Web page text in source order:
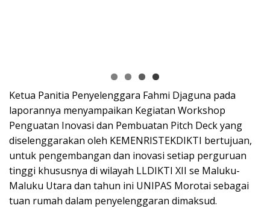
Ketua Panitia Penyelenggara Fahmi Djaguna pada
laporannya menyampaikan Kegiatan Workshop
Penguatan Inovasi dan Pembuatan Pitch Deck yang
diselenggarakan oleh KEMENRISTEKDIKTI bertujuan,
untuk pengembangan dan inovasi setiap perguruan
tinggi khususnya di wilayah LLDIKTI XII se Maluku-
Maluku Utara dan tahun ini UNIPAS Morotai sebagai
tuan rumah dalam penyelenggaran dimaksud.